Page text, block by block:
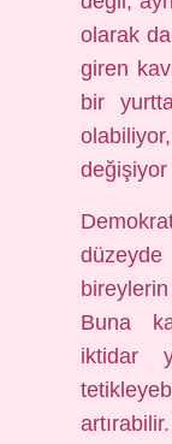
olarak
giren
bir
düzeyde
Buna
iktidar